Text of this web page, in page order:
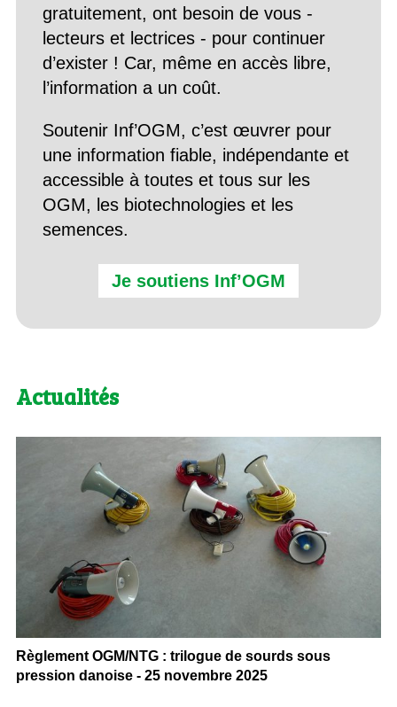
gratuitement, ont besoin de vous -
lecteurs et lectrices - pour continuer
d’exister ! Car, même en accès libre,
l’information a un coût.
Soutenir Inf’OGM, c’est œuvrer pour
une information fiable, indépendante et
accessible à toutes et tous sur les
OGM, les biotechnologies et les
semences.
Je soutiens Inf’OGM
Actualités
Règlement OGM/NTG : trilogue de sourds sous
pression danoise - 25 novembre 2025